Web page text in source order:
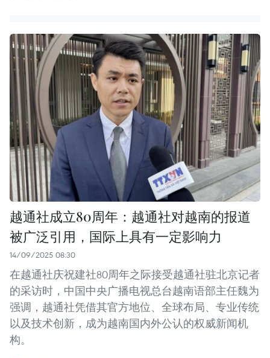
越通社成立80周年：越通社对越南的报道
被广泛引用，国际上具有一定影响力
14/09/2025 08:30
在越通社庆祝建社80周年之际接受越通社驻北京记者
的采访时，中国中央广播电视总台越南语部主任魏为
强调，越通社凭借其官方地位、全球布局、专业传统
以及技术创新，成为越南国内外公认的权威新闻机
构。